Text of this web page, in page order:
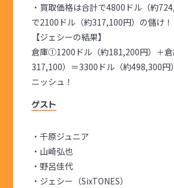
・買取価格は合計で4800ドル（約
で2100ドル（約317,100円）の儲け！
【ジェシーの結果】
倉庫①1200ドル（約181,200円）＋
317,100）＝3300ドル（約498,300円
ニッシュ！
ゲスト
・千原ジュニア
・山崎弘也
・野呂佳代
・ジェシー（SixTONES）